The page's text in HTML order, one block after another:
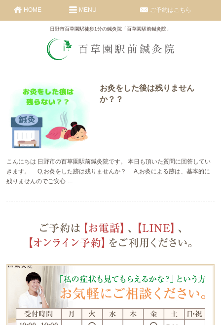
日野市百草園駅徒歩1分の鍼灸院「百草園駅前鍼灸院」
HOME ご予約はこちら
MENU
お灸をした後は残りません
か？？
こんにちは 日野市の百草園駅前鍼灸院です。 本日も頂いた質問に回答してい
きます。 Q,お灸をした跡は残りませんか？ A,お灸による跡は、基本的に
残りませんのでご安心 …